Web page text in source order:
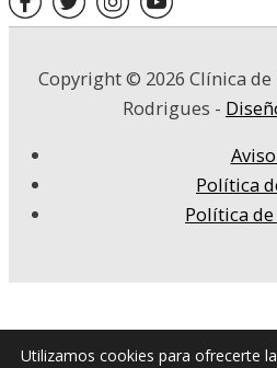
Copyright © 2026 Clínica de
Rodrigues -
Política
Política
Utilizamos cookies para ofrecerte